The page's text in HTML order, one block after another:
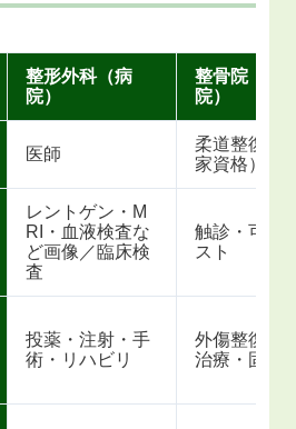
整形外科（病
院）
整骨院（接
院）
医師
柔道整復師
家資格）
レントゲン・M
RI・血液検査な
ど画像／臨床検
査
触診・可動
スト
投薬・注射・手
術・リハビリ
外傷整復・
治療・固定